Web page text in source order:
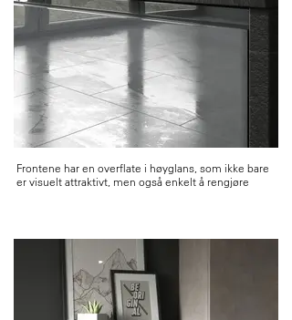
Frontene har en overflate i høyglans, som ikke bare
er visuelt attraktivt, men også enkelt å rengjøre